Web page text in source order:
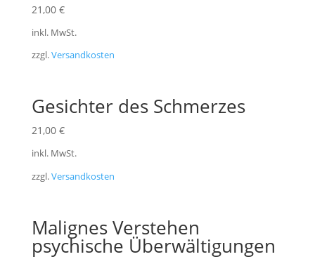
21,00 €
inkl. MwSt.
zzgl.Versandkosten
Gesichter des Schmerzes
21,00 €
inkl. MwSt.
zzgl.Versandkosten
Malignes Verstehen
psychische Überwältigungen